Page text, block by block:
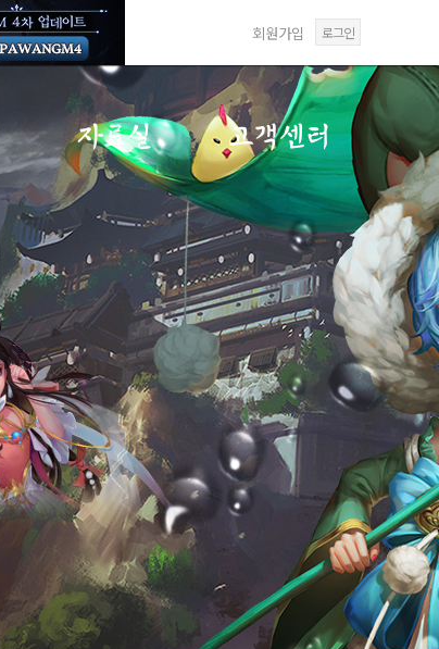
회원가입 로그인
자료실
갤러리
미디어센터
고객센터
FAQ
1:1문의
답변확인